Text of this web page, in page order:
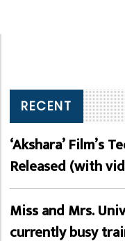
RECENT
‘Akshara’ Film’s
Released (with
Miss and Mrs.
currently busy